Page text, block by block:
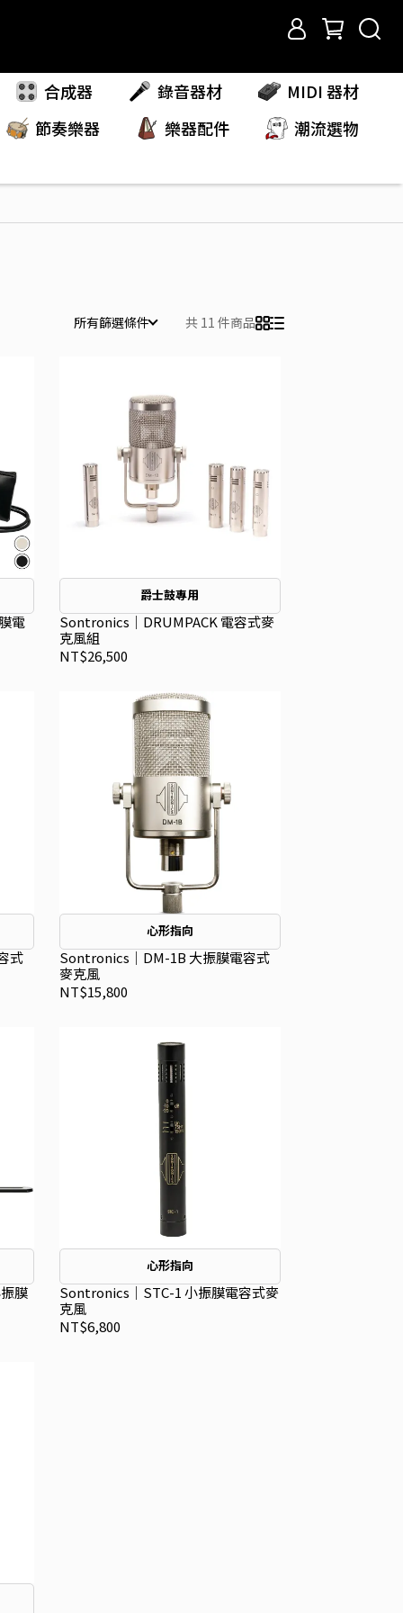
合成器 錄音器材
MIDI 器材
節奏樂器
樂器配件 潮流選物
所有篩選條件 共 11 件商品
電
爵士鼓專用
Sontronics｜DRUMPACK 電容式麥
克風組
NT$26,500
式
心形指向
Sontronics｜DM-1B 大振膜電容式
麥克風
NT$15,800
膜
心形指向
Sontronics｜STC-1 小振膜電容式麥
克風
NT$6,800